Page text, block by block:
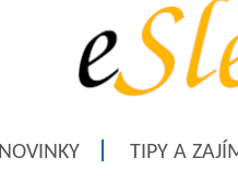
NOVINKY TIPY A